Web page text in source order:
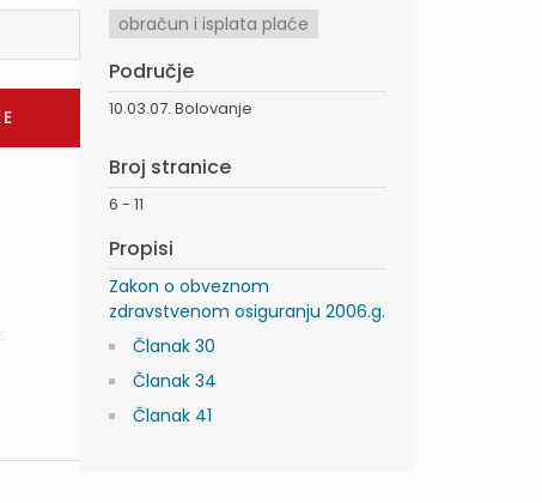
obračun i isplata plaće
Područje
10.03.07. Bolovanje
Broj stranice
6 - 11
Propisi
Zakon o obveznom
zdravstvenom osiguranju 2006.g.
Članak 30
Članak 34
Članak 41